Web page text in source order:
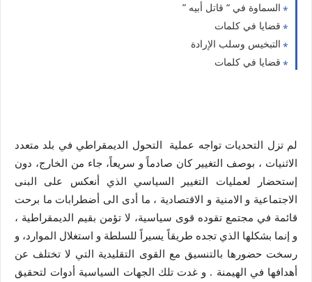
السماوة في “ قاتل أبيه ”
قضايا في كلمات
التبخيس وسلب الإرادة
قضايا في كلمات
لم تزل التحديات تواجه عملية التحول الديمقراطي في بلد متعدد
الاثنيات ، بوصف التغيير كان صادماً و سريعاً، جاء من الخارج، دون
إستحضار لعمليات التغيير السياسي الذي أنعكس على البنى
الاجتماعية و الامنية و الاقتصادية ، ما أدى الى أضطرابات ما برحت
قائمة في مجتمع تقوده قوى سياسية، لا تؤمن بقيم الديمقراطية ،
و إنما بشكلها الذي تجده طريقاً يسيراً للسلطة و استغلال الموارد، و
رسخت حضورها بالتنسيق مع القوى التقليدية التي لا تختلف عن
أهدافها في الهيمنة . و غدت تلك الجهات السياسية أدوات لتحقيق